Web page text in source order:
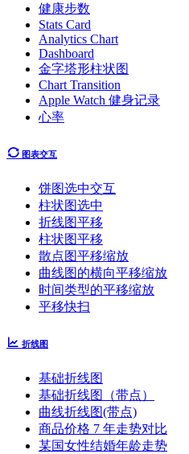
健康步数
Stats Card
Analytics Chart
Dashboard
金字塔形柱状图
Chart Transition
Apple Watch 健身记录
心率
图表交互
饼图选中交互
柱状图选中
折线图平移
柱状图平移
散点图平移缩放
曲线图的横向平移缩放
时间类型的平移缩放
平移快扫
折线图
基础折线图
基础折线图（带点）
曲线折线图(带点)
商品价格 7 年走势对比
某国女性结婚年龄走势